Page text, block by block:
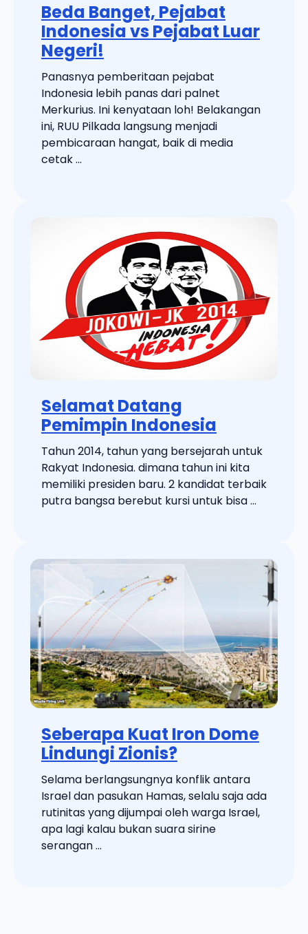
Beda Banget, Pejabat
Indonesia vs Pejabat Luar
Negeri!
Panasnya pemberitaan pejabat
Indonesia lebih panas dari palnet
Merkurius. Ini kenyataan loh! Belakangan
ini, RUU Pilkada langsung menjadi
pembicaraan hangat, baik di media
cetak ...
Selamat Datang
Pemimpin Indonesia
Tahun 2014, tahun yang bersejarah untuk
Rakyat Indonesia. dimana tahun ini kita
memiliki presiden baru. 2 kandidat terbaik
putra bangsa berebut kursi untuk bisa ...
Seberapa Kuat Iron Dome
Lindungi Zionis?
Selama berlangsungnya konflik antara
Israel dan pasukan Hamas, selalu saja ada
rutinitas yang dijumpai oleh warga Israel,
apa lagi kalau bukan suara sirine
serangan ...